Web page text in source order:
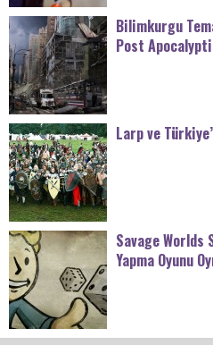
Bilimkurgu
Post
Larp ve
Savage
Yapma Oyunu